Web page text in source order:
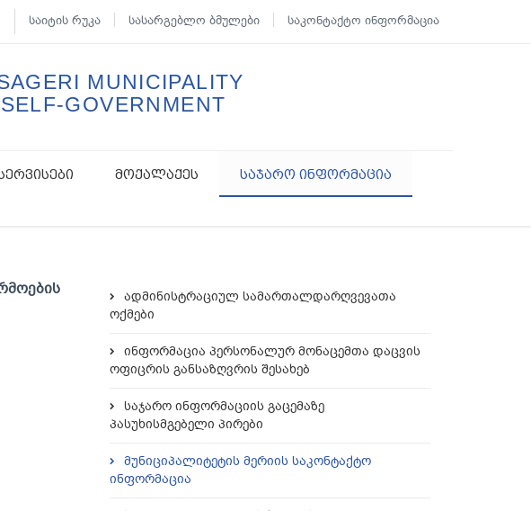
საიტის რუკა სასარგებლო ბმულები საკონტაქტო ინფორმაცია
MUNICIPALITY
SELF-GOVERNMENT
მოქალაქეს საჯარო ინფორმაცია
ადმინისტრაციულ სამართალდარღვევათა
ოქმები
ინფორმაცია პერსონალურ მონაცემთა დაცვის
ოფიცრის განსაზღვრის შესახებ
საჯარო ინფორმაციის გაცემაზე
პასუხისმგებელი პირები
მუნიციპალიტეტის მერიის საკონტაქტო
ინფორმაცია